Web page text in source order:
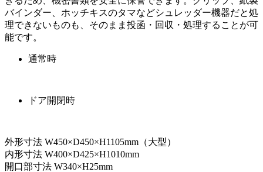
バインダー、ホッチキスのタマなどシュレッダー機器だと処
理できないものも、そのまま投函・回収・処理することが可
能です。
通常時
ドア開閉時
外形寸法 W450×D450×H1105mm（大型）
内形寸法 W400×D425×H1010mm
開口部寸法 W340×H25mm